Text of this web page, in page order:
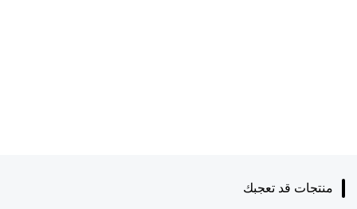
منتجات قد تعجبك